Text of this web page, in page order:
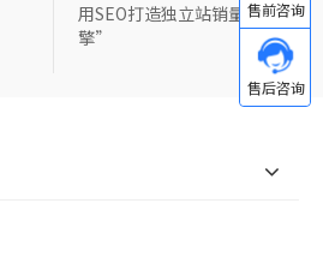
用SEO打造独立站销量“新引
擎”